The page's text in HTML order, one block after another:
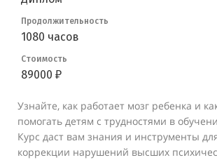
Продолжительность
1080 часов
Стоимость
89000 ₽
Узнайте, как работает мозг ребенка и
помогать детям с трудностями в
Курс даст вам знания и инструменты
коррекции нарушений высших